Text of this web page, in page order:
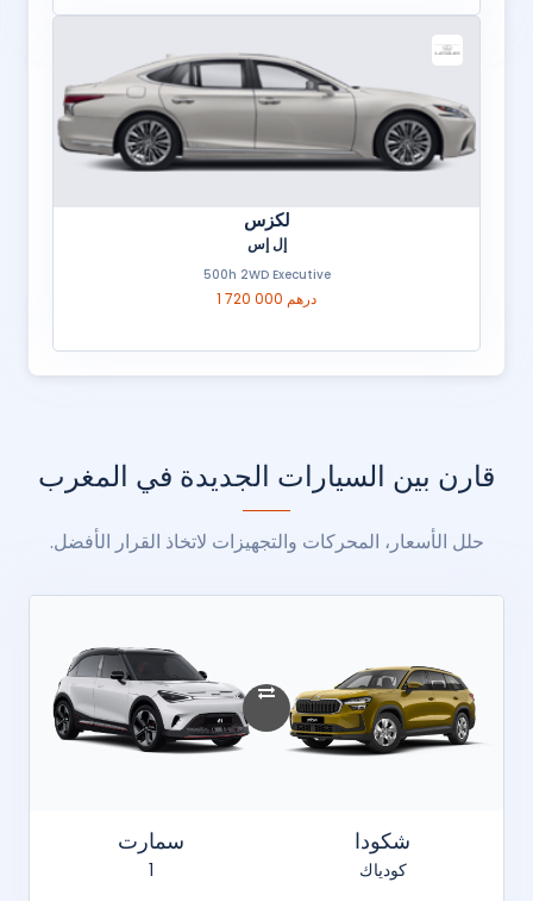
لكزس
إل إس
500h 2WD Executive
1 720 000 درهم
قارن بين السيارات الجديدة في المغرب
حلل الأسعار، المحركات والتجهيزات لاتخاذ القرار الأفضل.
شكودا
كودياك
سمارت
1